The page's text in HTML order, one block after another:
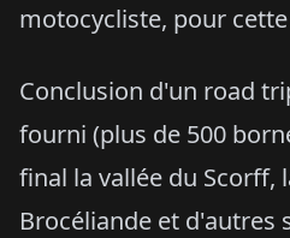
motocycliste, pour
Conclusion d'un road
fourni (plus de 500
final la vallée du Scorff,
Brocéliande et d'autres